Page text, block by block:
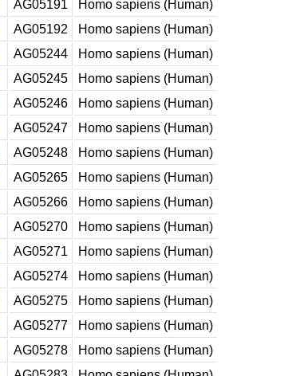
AG05191
Homo sapiens (Human)
AG05192
Homo sapiens (Human)
AG05244
Homo sapiens (Human)
AG05245
Homo sapiens (Human)
AG05246
Homo sapiens (Human)
AG05247
Homo sapiens (Human)
AG05248
Homo sapiens (Human)
AG05265
Homo sapiens (Human)
AG05266
Homo sapiens (Human)
AG05270
Homo sapiens (Human)
AG05271
Homo sapiens (Human)
AG05274
Homo sapiens (Human)
AG05275
Homo sapiens (Human)
AG05277
Homo sapiens (Human)
AG05278
Homo sapiens (Human)